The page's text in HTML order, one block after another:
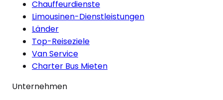
Chauffeurdienste
Limousinen-Dienstleistungen
Länder
Top-Reiseziele
Van Service
Charter Bus Mieten
Unternehmen